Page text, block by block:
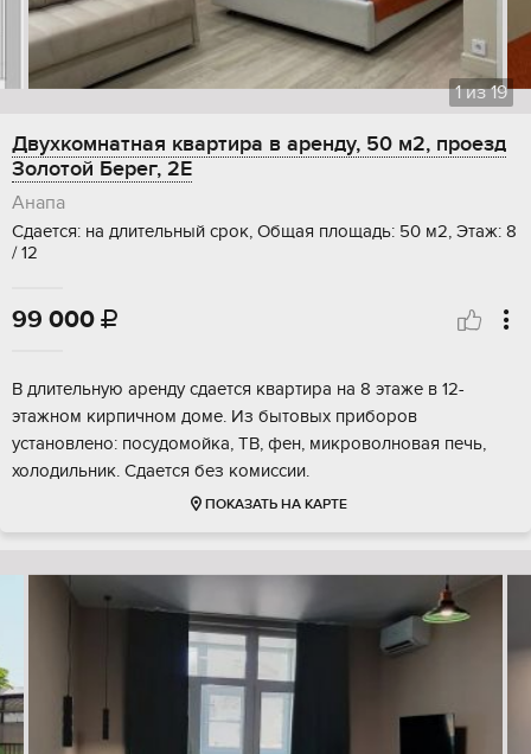
1из19
Двухкомнатная квартира в аренду, 50 м2, проезд
Золотой Берег, 2Е
Анапа
Сдается: на длительный срок, Общая площадь: 50 м2, Этаж: 8
/ 12
99 000 
В длительную аренду сдается квартира на 8 этаже в 12-
этажном кирпичном доме. Из бытовых приборов
установлено: посудомойка, ТВ, фен, микроволновая печь,
холодильник. Сдается без комиссии.
ПОКАЗАТЬ НА КАРТЕ